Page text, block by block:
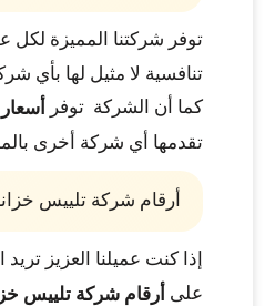
توفر شركتنا المميزة لكل
تنافسية لا مثيل لها بأي
كما أن الشركة توفر
تقدمها أي شركة أخرى
أرقام شركة تلييس
إذا كنت عميلنا العزيز
على أرقام شركة تلييس